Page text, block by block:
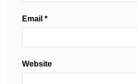
Email *
Website